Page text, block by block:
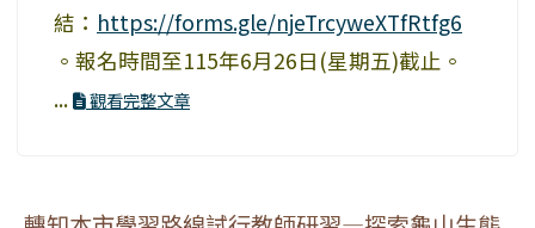
結： https://forms.gle/njeTrcyweXTfRtfg6
。報名時間至115年6月26日(星期五)截止。
...
觀看完整文章